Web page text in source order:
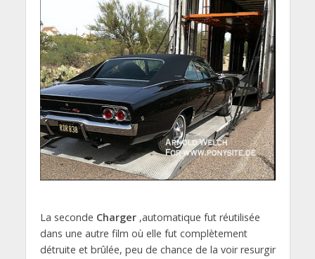
La seconde Charger,automatique fut réutilisée
dans une autre film où elle fut complètement
détruite et brûlée, peu de chance de la voir resurgir